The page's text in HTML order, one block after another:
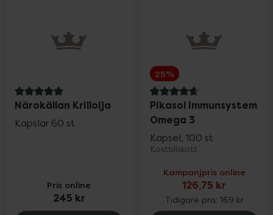
5 av 5 i omdöme
Närokällan Krillolja
Kapslar 60 st
Pris online
245 kr
25%
4.7 av 5 i omdöme
Pikasol Immunsystem
Omega 3
Kapsel, 100 st
Kosttillskott
Kampanjpris online
126,75 kr
Tidigare pris: 169 kr